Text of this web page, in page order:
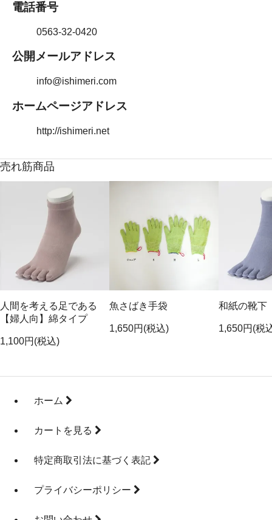
電話番号
0563-32-0420
公開メールアドレス
info@ishimeri.com
ホームページアドレス
http://ishimeri.net
売れ筋商品
人間を考える足である
【婦人向】綿タイプ
1,100円(税込)
魚さばき手袋
1,650円(税込)
和紙の靴下
1,650円(税
ホーム
カートを見る
特定商取引法に基づく表記
プライバシーポリシー